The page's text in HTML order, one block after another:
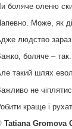
боляче оленю
Може, як
людство зараз
боляче – так.
такий шлях
не
краще і
Tatiana Gromova